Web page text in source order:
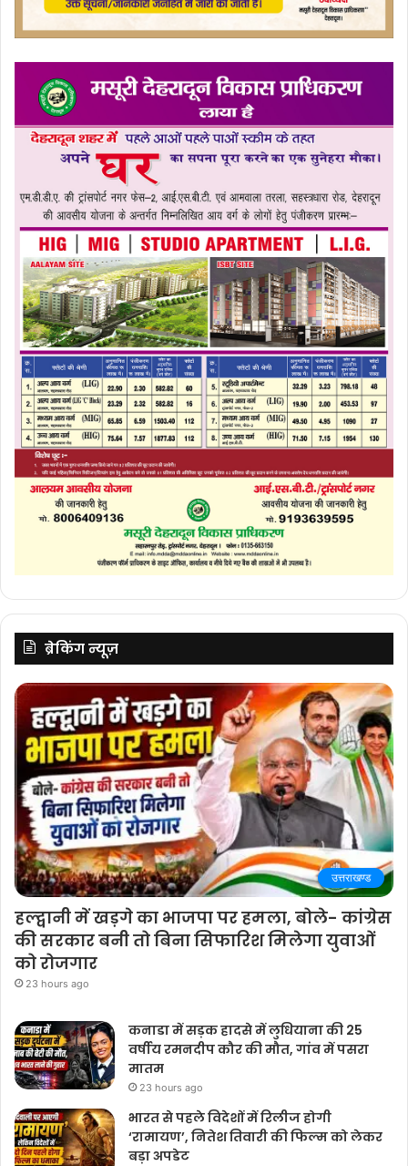
ब्रेकिंग न्यूज़
उत्तराखण्ड
हल्द्वानी में खड़गे का भाजपा पर हमला, बोले- कांग्रेस
की सरकार बनी तो बिना सिफारिश मिलेगा युवाओं
को रोजगार
23 hours ago
कनाडा में सड़क हादसे में लुधियाना की 25
वर्षीय रमनदीप कौर की मौत, गांव में पसरा
मातम
23 hours ago
भारत से पहले विदेशों में रिलीज होगी
‘रामायण’, नितेश तिवारी की फिल्म को लेकर
बड़ा अपडेट